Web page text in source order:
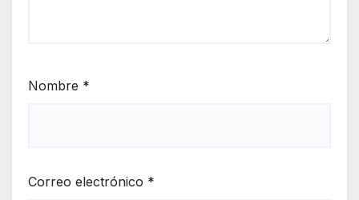
Nombre *
Correo electrónico *